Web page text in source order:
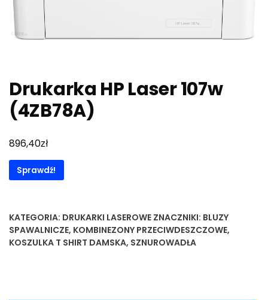
Drukarka HP Laser 107w
(4ZB78A)
896,40zł
Sprawdź!
KATEGORIA: DRUKARKI LASEROWE ZNACZNIKI: BLUZY
SPAWALNICZE, KOMBINEZONY PRZECIWDESZCZOWE,
KOSZULKA T SHIRT DAMSKA, SZNUROWADŁA